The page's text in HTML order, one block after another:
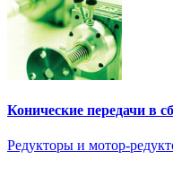
Конические передачи в
Редукторы и мотор-